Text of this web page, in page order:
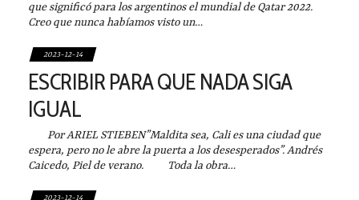
que significó para los argentinos el mundial de Qatar 2022.
Creo que nunca habíamos visto un…
2023-12-14
ESCRIBIR PARA QUE NADA SIGA
IGUAL
Por ARIEL STIEBEN”Maldita sea, Cali es una ciudad que
espera, pero no le abre la puerta a los desesperados”. Andrés
Caicedo, Piel de verano. Toda la obra…
2023-12-14